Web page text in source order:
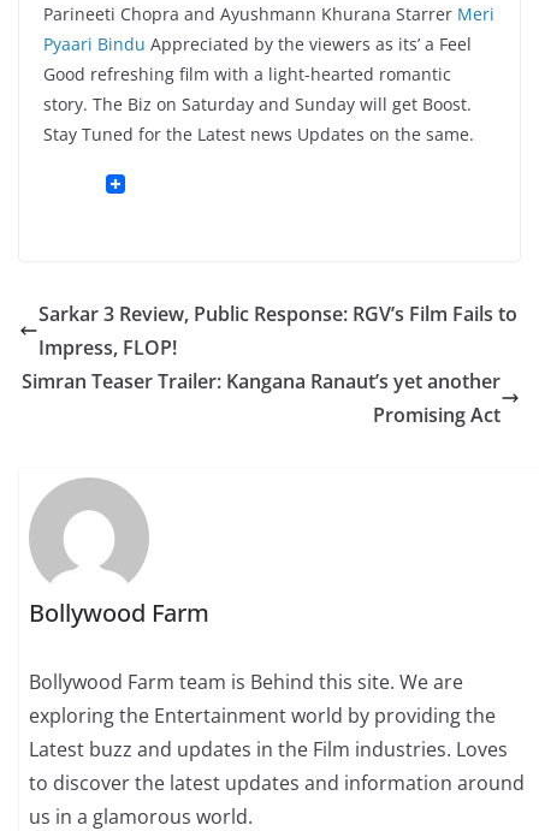
Parineeti Chopra and Ayushmann Khurana Starrer Meri
Pyaari Bindu Appreciated by the viewers as its’ a Feel
Good refreshing film with a light-hearted romantic
story. The Biz on Saturday and Sunday will get Boost.
Stay Tuned for the Latest news Updates on the same.
Sarkar 3 Review, Public Response: RGV’s Film Fails to
Impress, FLOP!
Simran Teaser Trailer: Kangana Ranaut’s yet another
Promising Act
Bollywood Farm
Bollywood Farm team is Behind this site. We are
exploring the Entertainment world by providing the
Latest buzz and updates in the Film industries. Loves
to discover the latest updates and information around
us in a glamorous world.